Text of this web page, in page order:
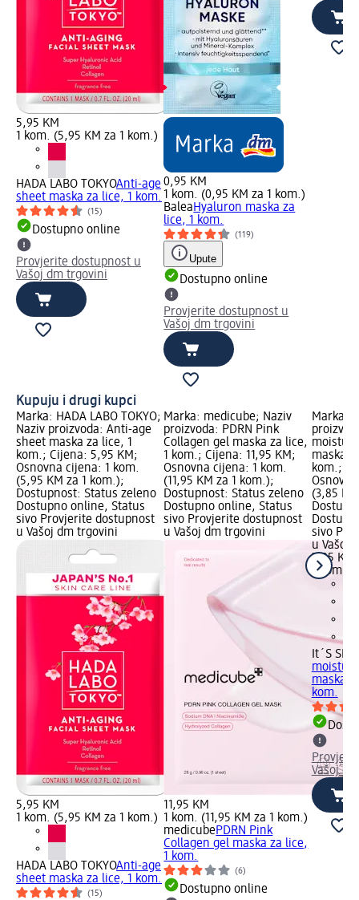
5,95 KM
1 kom. (5,95 KM za 1 kom.)
HADA LABO TOKYOAnti-age
sheet maska za lice, 1 kom.
(15)
Dostupno online
Provjerite dostupnost u
Vašoj dm trgovini
0,95 KM
1 kom. (0,95 KM za 1 kom.)
BaleaHyaluron maska za
lice, 1 kom.
(119)
Upute
Dostupno online
Provjerite dostupnost u
Vašoj dm trgovini
Kupuju i drugi kupci
Marka: HADA LABO TOKYO;
Naziv proizvoda: Anti-age
sheet maska za lice, 1
kom.; Cijena: 5,95 KM;
Osnovna cijena: 1 kom.
(5,95 KM za 1 kom.);
Dostupnost: Status zeleno
Dostupno online, Status
sivo Provjerite dostupnost
u Vašoj dm trgovini
5,95 KM
1 kom. (5,95 KM za 1 kom.)
HADA LABO TOKYOAnti-age
sheet maska za lice, 1 kom.
(15)
Marka: medicube; Naziv
proizvoda: PDRN Pink
Collagen gel maska za lice,
1 kom.; Cijena: 11,95 KM;
Osnovna cijena: 1 kom.
(11,95 KM za 1 kom.);
Dostupnost: Status zeleno
Dostupno online, Status
sivo Provjerite dostupnost
u Vašoj dm trgovini
11,95 KM
1 kom. (11,95 KM za 1 kom.)
medicubePDRN Pink
Collagen gel maska za lice,
1 kom.
(6)
Dostupno online
Marka:
maska
kom.;
(3,85
sivo
u Vašoj
3,85 KM
1 kom.
It´S SKIN
maska
kom.
Vašoj